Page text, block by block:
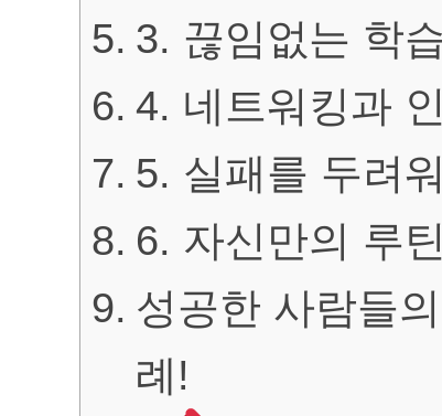
3. 끊임없는 학
4. 네트워킹과
5. 실패를 두려
6. 자신만의 루
성공한 사람들
례!